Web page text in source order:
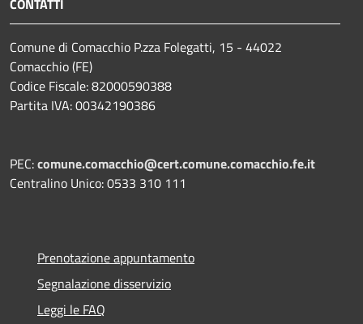
CONTATTI
Comune di Comacchio P.zza Folegatti, 15 - 44022
Comacchio (FE)
Codice Fiscale: 82000590388
Partita IVA: 00342190386
PEC:comune.comacchio@cert.comune.comacchio.fe.it
Centralino Unico: 0533 310 111
Prenotazione appuntamento
Segnalazione disservizio
Leggi le FAQ